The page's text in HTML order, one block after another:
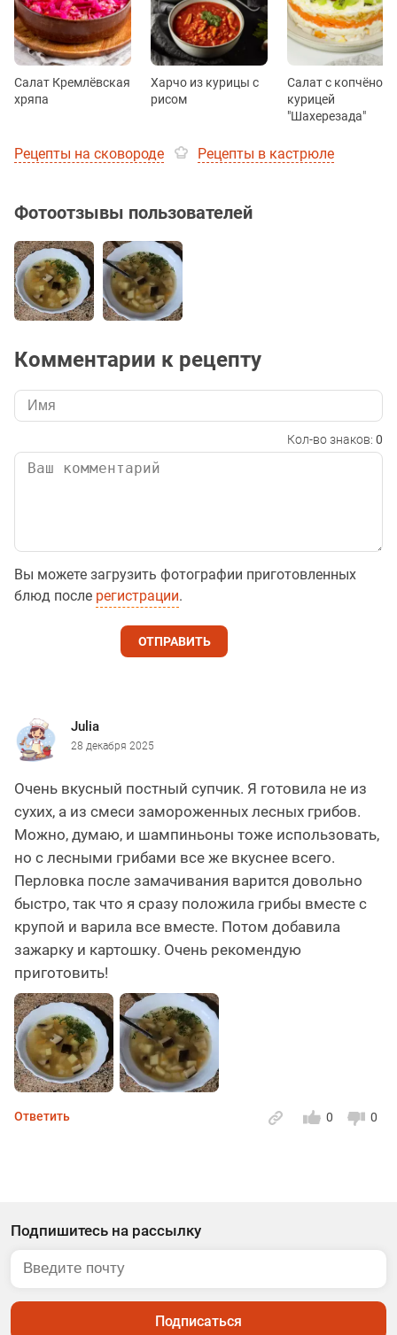
Салат Кремлёвская
хряпа
Харчо из курицы с
рисом
Салат с копчёной
курицей
"Шахерезада"
Рецепты на сковороде Рецепты в кастрюле
Фотоотзывы пользователей
Комментарии к рецепту
Кол-во знаков: 0
Вы можете загрузить фотографии приготовленных
блюд после регистрации.
ОТПРАВИТЬ
Julia
28 декабря 2025
Очень вкусный постный супчик. Я готовила не из
сухих, а из смеси замороженных лесных грибов.
Можно, думаю, и шампиньоны тоже использовать,
но с лесными грибами все же вкуснее всего.
Перловка после замачивания варится довольно
быстро, так что я сразу положила грибы вместе с
крупой и варила все вместе. Потом добавила
зажарку и картошку. Очень рекомендую
приготовить!
0
0
Ответить
Подпишитесь на рассылку
Подписаться